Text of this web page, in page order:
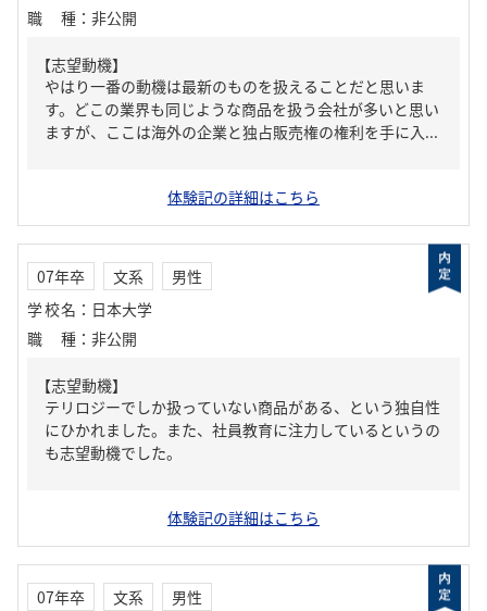
職種 ： 非公開
【志望動機】
やはり一番の動機は最新のものを扱えることだと思いま
す。どこの業界も同じような商品を扱う会社が多いと思い
ますが、ここは海外の企業と独占販売権の権利を手に入...
体験記の詳細はこちら
07年卒 文系
男性
学校名 ： 日本大学
職種 ： 非公開
【志望動機】
テリロジーでしか扱っていない商品がある、という独自性
にひかれました。また、社員教育に注力しているというの
も志望動機でした。
体験記の詳細はこちら
07年卒 文系
男性